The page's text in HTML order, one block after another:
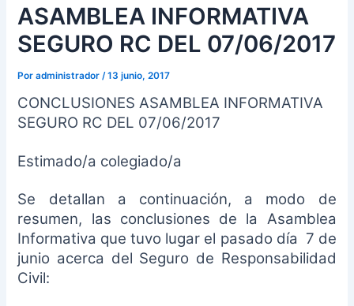
ASAMBLEA INFORMATIVA
SEGURO RC DEL 07/06/2017
Poradministrador /13 junio, 2017
CONCLUSIONES ASAMBLEA INFORMATIVA
SEGURO RC DEL 07/06/2017
Estimado/a colegiado/a
Se detallan a continuación, a modo de
resumen, las conclusiones de la Asamblea
Informativa que tuvo lugar el pasado día 7 de
junio acerca del Seguro de Responsabilidad
Civil: